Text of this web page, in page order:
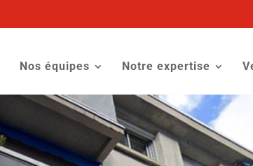
Nos équipes Notre expertise